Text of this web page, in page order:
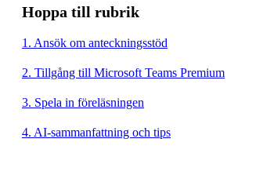
Hoppa till rubrik
1. Ansök om anteckningsstöd
2. Tillgång till Microsoft Teams Premium
3. Spela in föreläsningen
4. AI-sammanfattning och tips